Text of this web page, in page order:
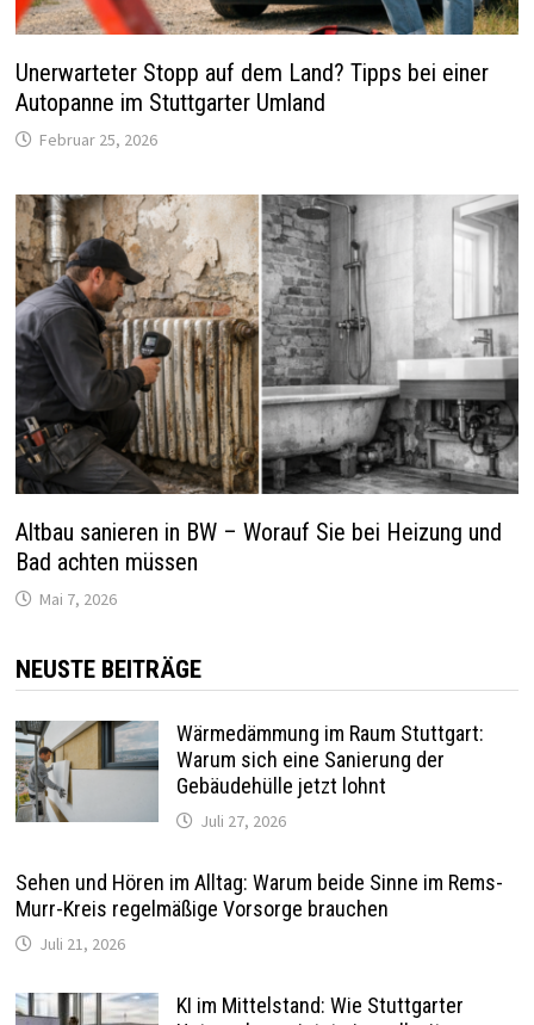
Unerwarteter Stopp auf dem Land? Tipps bei einer
Autopanne im Stuttgarter Umland
Februar 25, 2026
Altbau sanieren in BW – Worauf Sie bei Heizung und
Bad achten müssen
Mai 7, 2026
NEUSTE BEITRÄGE
Wärmedämmung im Raum Stuttgart:
Warum sich eine Sanierung der
Gebäudehülle jetzt lohnt
Juli 27, 2026
Sehen und Hören im Alltag: Warum beide Sinne im Rems-
Murr-Kreis regelmäßige Vorsorge brauchen
Juli 21, 2026
KI im Mittelstand: Wie Stuttgarter